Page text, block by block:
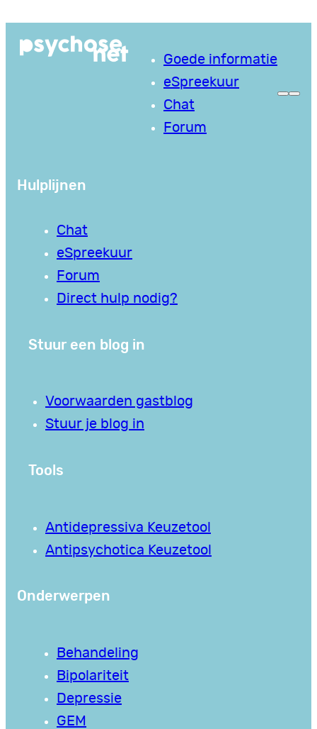
naar
Goede informatie
eSpreekuur
Chat
Forum
Hulplijnen
Chat
eSpreekuur
Forum
Direct hulp nodig?
Stuur een blog in
Voorwaarden gastblog
Stuur je blog in
Tools
Antidepressiva Keuzetool
Antipsychotica Keuzetool
Onderwerpen
Behandeling
Bipolariteit
Depressie
GEM